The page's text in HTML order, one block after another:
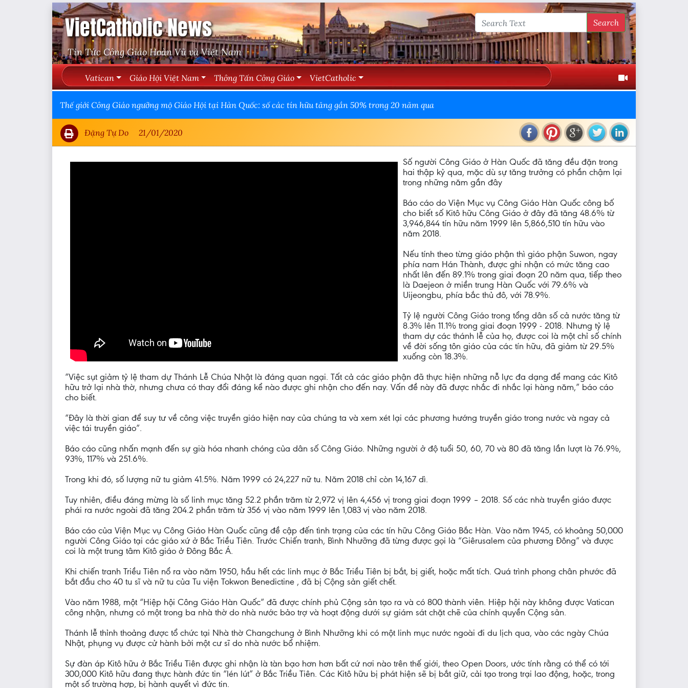
VietCatholic News
Tin Tức Công Giáo Hoàn Vũ và Việt Nam
Search
Vatican Giáo Hội Việt Nam Thông Tấn Công Giáo VietCatholic
Thế giới Công Giáo ngưỡng mộ Giáo Hội tại Hàn Quốc: số các tín hữu tăng gần 50% trong 20 năm qua
Đặng Tự Do 21/01/2020
Số người Công Giáo ở Hàn Quốc đã tăng đều đặn trong
hai thập kỷ qua, mặc dù sự tăng trưởng có phần chậm lại
trong những năm gần đây
Báo cáo do Viện Mục vụ Công Giáo Hàn Quốc công bố
cho biết số Kitô hữu Công Giáo ở đây đã tăng 48.6% từ
3,946,844 tín hữu năm 1999 lên 5,866,510 tín hữu vào
năm 2018.
Nếu tính theo từng giáo phận thì giáo phận Suwon, ngay
phía nam Hán Thành, được ghi nhận có mức tăng cao
nhất lên đến 89.1% trong giai đoạn 20 năm qua, tiếp theo
là Daejeon ở miền trung Hàn Quốc với 79.6% và
Uijeongbu, phía bắc thủ đô, với 78.9%.
Tỷ lệ người Công Giáo trong tổng dân số cả nước tăng từ
8.3% lên 11.1% trong giai đoạn 1999 - 2018. Nhưng tỷ lệ
tham dự các thánh lễ của họ, được coi là một chỉ số chính
về đời sống tôn giáo của các tín hữu, đã giảm từ 29.5%
xuống còn 18.3%.
“Việc sụt giảm tỷ lệ tham dự Thánh Lễ Chúa Nhật là đáng quan ngại. Tất cả các giáo phận đã thực hiện những nỗ lực đa dạng để mang các Kitô
hữu trở lại nhà thờ, nhưng chưa có thay đổi đáng kể nào được ghi nhận cho đến nay. Vấn đề này đã được nhắc đi nhắc lại hàng năm,” báo cáo
cho biết.
“Đây là thời gian để suy tư về công việc truyền giáo hiện nay của chúng ta và xem xét lại các phương hướng truyền giáo trong nước và ngay cả
việc tái truyền giáo”.
Báo cáo cũng nhấn mạnh đến sự già hóa nhanh chóng của dân số Công Giáo. Những người ở độ tuổi 50, 60, 70 và 80 đã tăng lần lượt là 76.9%,
93%, 117% và 251.6%.
Trong khi đó, số lượng nữ tu giảm 41.5%. Năm 1999 có 24,227 nữ tu. Năm 2018 chỉ còn 14,167 dì.
Tuy nhiên, điều đáng mừng là số linh mục tăng 52.2 phần trăm từ 2,972 vị lên 4,456 vị trong giai đoạn 1999 – 2018. Số các nhà truyền giáo được
phái ra nước ngoài đã tăng 204.2 phần trăm từ 356 vị vào năm 1999 lên 1,083 vị vào năm 2018.
Báo cáo của Viện Mục vụ Công Giáo Hàn Quốc cũng đề cập đến tình trạng của các tín hữu Công Giáo Bắc Hàn. Vào năm 1945, có khoảng 50,000
người Công Giáo tại các giáo xứ ở Bắc Triều Tiên. Trước Chiến tranh, Bình Nhưỡng đã từng được gọi là “Giêrusalem của phương Đông” và được
coi là một trung tâm Kitô giáo ở Đông Bắc Á.
Khi chiến tranh Triều Tiên nổ ra vào năm 1950, hầu hết các linh mục ở Bắc Triều Tiên bị bắt, bị giết, hoặc mất tích. Quá trình phong chân phước đã
bắt đầu cho 40 tu sĩ và nữ tu của Tu viện Tokwon Benedictine , đã bị Cộng sản giết chết.
Vào năm 1988, một “Hiệp hội Công Giáo Hàn Quốc” đã được chính phủ Cộng sản tạo ra và có 800 thành viên. Hiệp hội này không được Vatican
công nhận, nhưng có một trong ba nhà thờ do nhà nước bảo trợ và hoạt động dưới sự giám sát chặt chẽ của chính quyền Cộng sản.
Thánh lễ thỉnh thoảng được tổ chức tại Nhà thờ Changchung ở Bình Nhưỡng khi có một linh mục nước ngoài đi du lịch qua, vào các ngày Chúa
Nhật, phụng vụ được cử hành bởi một cư sĩ do nhà nước bổ nhiệm.
Sự đàn áp Kitô hữu ở Bắc Triều Tiên được ghi nhận là tàn bạo hơn hơn bất cứ nơi nào trên thế giới, theo Open Doors, ước tính rằng có thể có tới
300,000 Kitô hữu đang thực hành đức tin “lén lút” ở Bắc Triều Tiên. Các Kitô hữu bị phát hiện sẽ bị bắt giữ, cải tạo trong trại lao động, hoặc, trong
một số trường hợp, bị hành quyết vì đức tin.